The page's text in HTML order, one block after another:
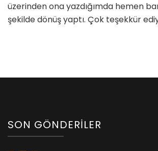
üzerinden ona yazdığımda hemen
şekilde dönüş yaptı. Çok teşekkür
SON GÖNDERILER